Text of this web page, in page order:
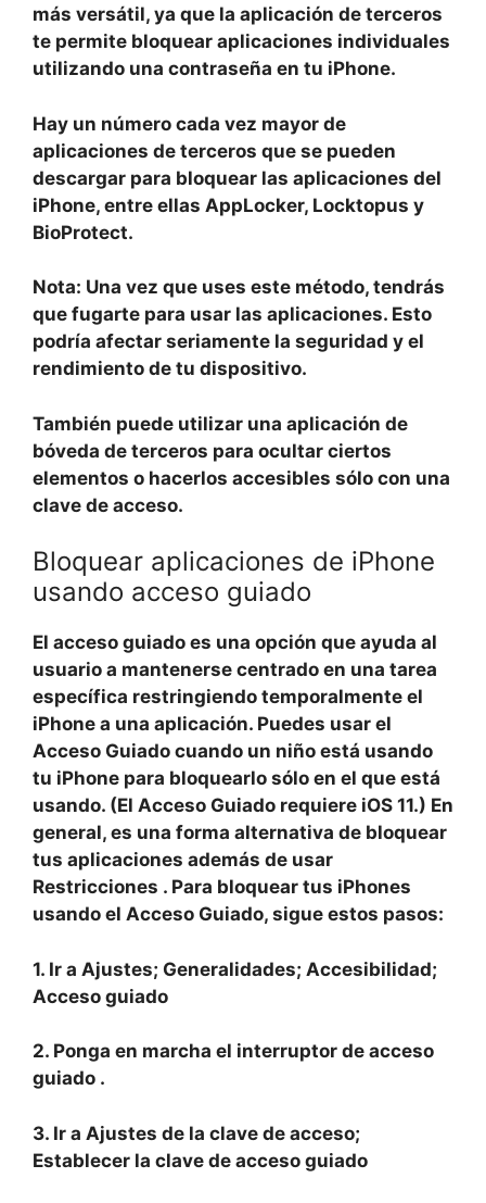
más versátil, ya que la aplicación de terceros
te permite bloquear aplicaciones individuales
utilizando una contraseña en tu iPhone.
Hay un número cada vez mayor de
aplicaciones de terceros que se pueden
descargar para bloquear las aplicaciones del
iPhone, entre ellas AppLocker, Locktopus y
BioProtect.
Nota: Una vez que uses este método, tendrás
que fugarte para usar las aplicaciones. Esto
podría afectar seriamente la seguridad y el
rendimiento de tu dispositivo.
También puede utilizar una aplicación de
bóveda de terceros para ocultar ciertos
elementos o hacerlos accesibles sólo con una
clave de acceso.
Bloquear aplicaciones de iPhone
usando acceso guiado
El acceso guiado es una opción que ayuda al
usuario a mantenerse centrado en una tarea
específica restringiendo temporalmente el
iPhone a una aplicación. Puedes usar el
Acceso Guiado cuando un niño está usando
tu iPhone para bloquearlo sólo en el que está
usando. (El Acceso Guiado requiere iOS 11.) En
general, es una forma alternativa de bloquear
tus aplicaciones además de usar
Restricciones . Para bloquear tus iPhones
usando el Acceso Guiado, sigue estos pasos:
1. Ir a Ajustes; Generalidades; Accesibilidad;
Acceso guiado
2. Ponga en marcha el interruptor de acceso
guiado .
3. Ir a Ajustes de la clave de acceso;
Establecer la clave de acceso guiado